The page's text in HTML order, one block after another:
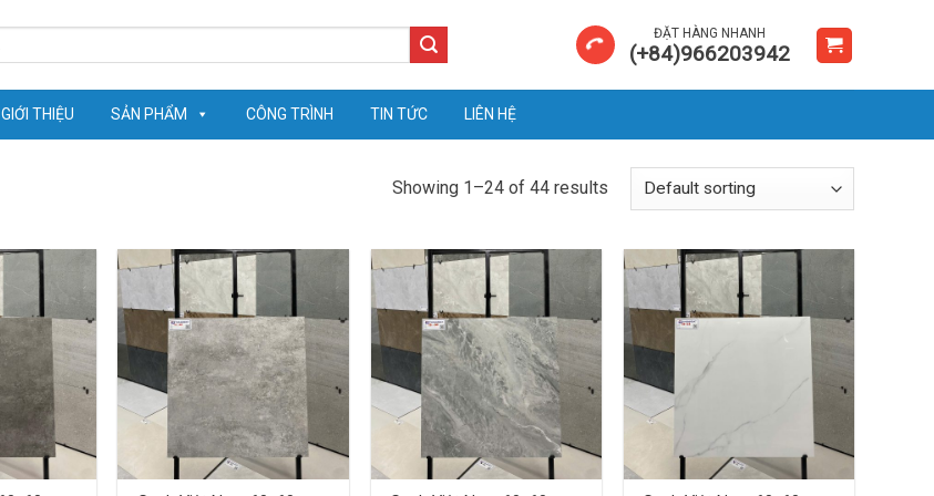
ĐẶT HÀNG NHANH
(+84)966203942
GIỚI THIỆU SẢN PHẨM CÔNG TRÌNH TIN TỨC LIÊN HỆ
Showing 1–24 of 44 results